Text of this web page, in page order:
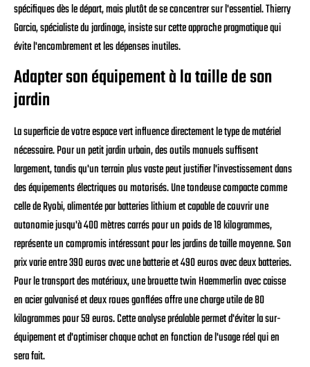
spécifiques dès le départ, mais plutôt de se concentrer sur l'essentiel. Thierry
Garcia, spécialiste du jardinage, insiste sur cette approche pragmatique qui
évite l'encombrement et les dépenses inutiles.
Adapter son équipement à la taille de son
jardin
La superficie de votre espace vert influence directement le type de matériel
nécessaire. Pour un petit jardin urbain, des outils manuels suffisent
largement, tandis qu'un terrain plus vaste peut justifier l'investissement dans
des équipements électriques ou motorisés. Une tondeuse compacte comme
celle de Ryobi, alimentée par batteries lithium et capable de couvrir une
autonomie jusqu'à 400 mètres carrés pour un poids de 18 kilogrammes,
représente un compromis intéressant pour les jardins de taille moyenne. Son
prix varie entre 390 euros avec une batterie et 490 euros avec deux batteries.
Pour le transport des matériaux, une brouette twin Haemmerlin avec caisse
en acier galvanisé et deux roues gonflées offre une charge utile de 80
kilogrammes pour 59 euros. Cette analyse préalable permet d'éviter la sur-
équipement et d'optimiser chaque achat en fonction de l'usage réel qui en
sera fait.